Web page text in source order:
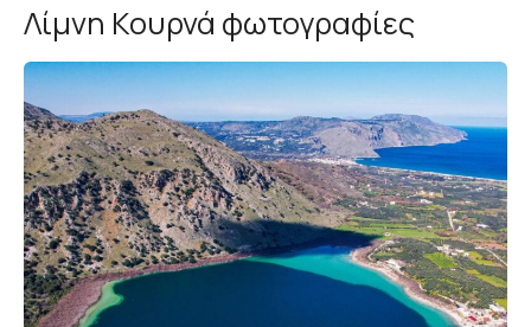
Λίμνη Κουρνά φωτογραφίες